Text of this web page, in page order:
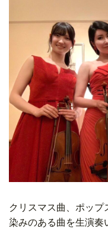
クリスマス曲、ポップ
染みのある曲を生演奏